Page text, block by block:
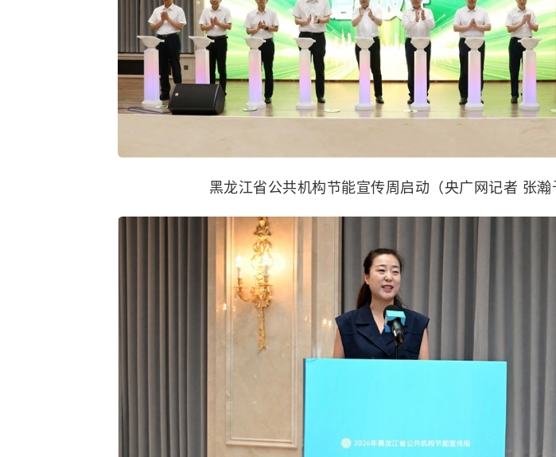
黑龙江省公共机构节能宣传周启动（央广网记者 张瀚